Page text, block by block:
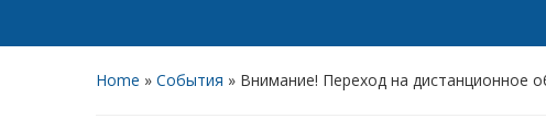
Home » События » Внимание! Переход на дистанционное